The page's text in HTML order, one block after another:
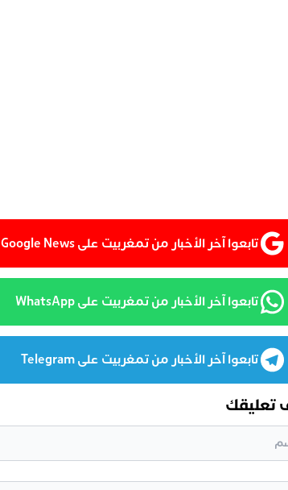
تابعوا آخر الأخبار من تمغربيت على Google News
تابعوا آخر الأخبار من تمغربيت على WhatsApp
تابعوا آخر الأخبار من تمغربيت على Telegram
تعليقك